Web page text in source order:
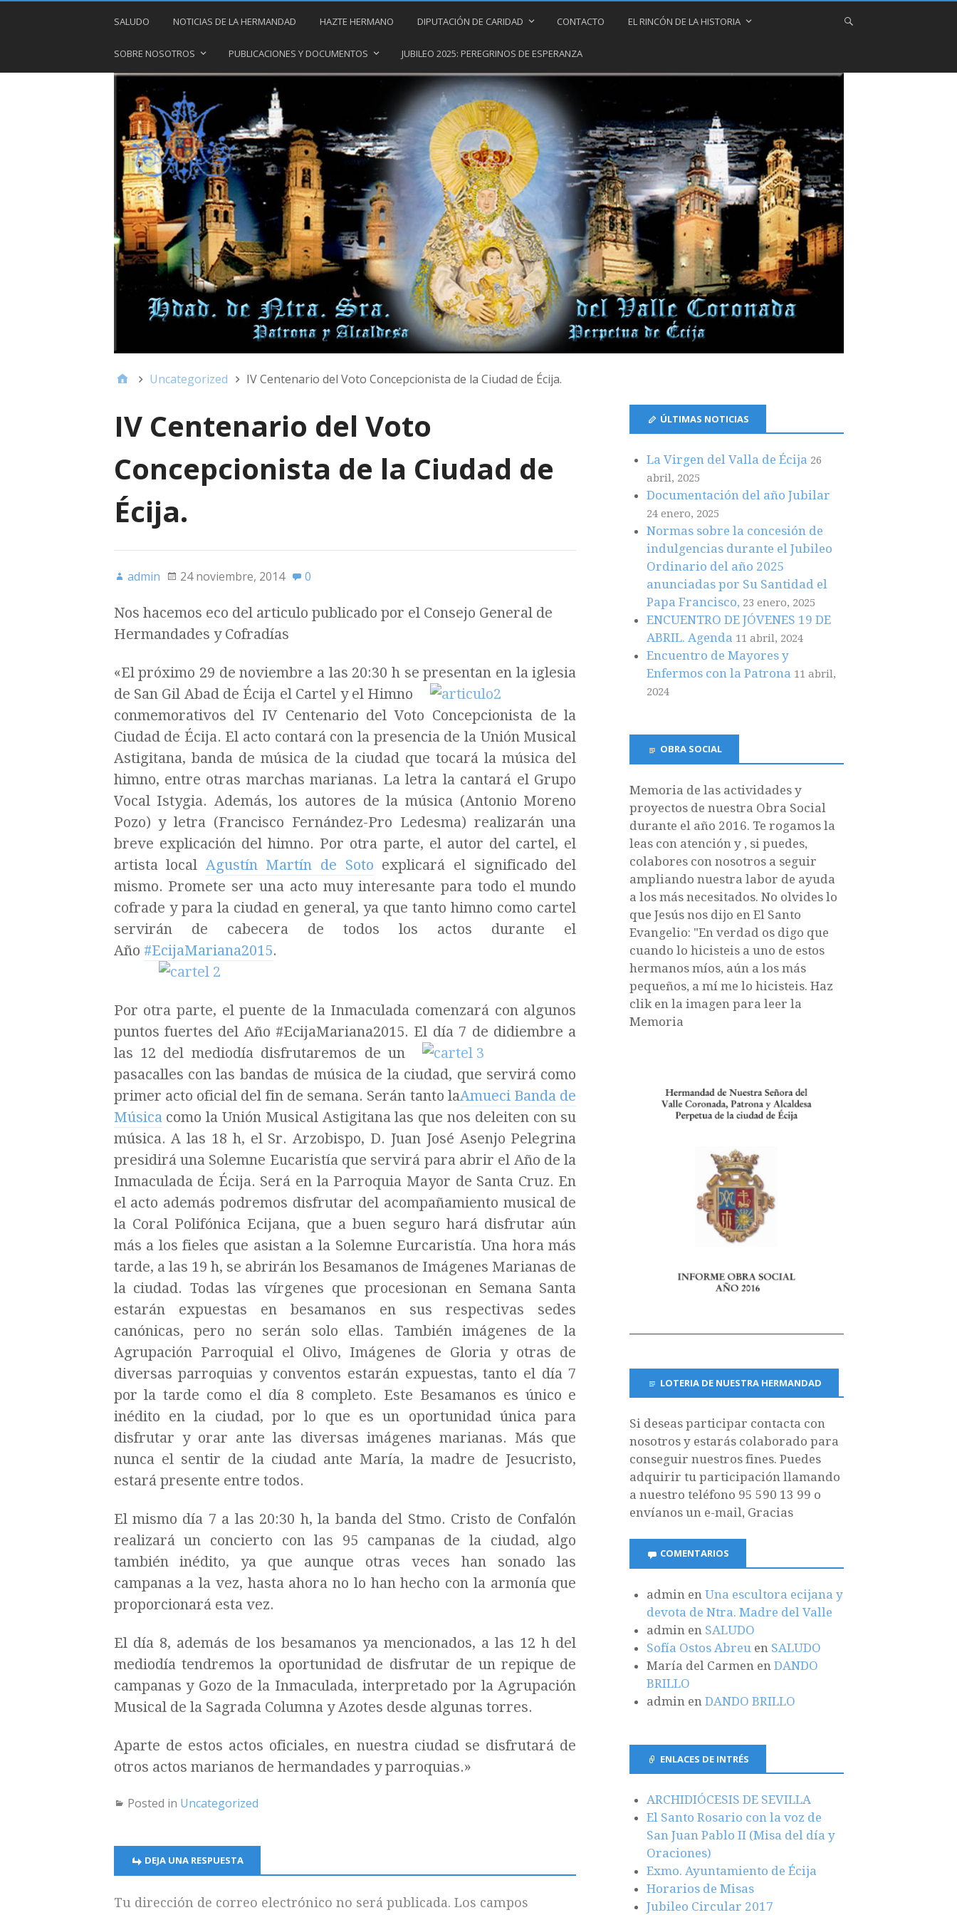
SALUDO NOTICIAS DE LA HERMANDAD HAZTE HERMANO DIPUTACIÓN DE CARIDAD CONTACTO EL RINCÓN DE LA HISTORIA
SOBRE NOSOTROS PUBLICACIONES Y DOCUMENTOS JUBILEO 2025: PEREGRINOS DE ESPERANZA
Uncategorized IV Centenario del Voto Concepcionista de la Ciudad de Écija.
IV Centenario del Voto
Concepcionista de la Ciudad de
Écija.
admin 24 noviembre, 2014 0
Nos hacemos eco del articulo publicado por el Consejo General de
Hermandades y Cofradías
«El próximo 29 de noviembre a las 20:30 h se presentan en la iglesia
de San Gil Abad de Écija el Cartel y el Himno
conmemorativos del IV Centenario del Voto Concepcionista de la
Ciudad de Écija. El acto contará con la presencia de la Unión Musical
Astigitana, banda de música de la ciudad que tocará la música del
himno, entre otras marchas marianas. La letra la cantará el Grupo
Vocal Istygia. Además, los autores de la música (Antonio Moreno
Pozo) y letra (Francisco Fernández-Pro Ledesma) realizarán una
breve explicación del himno. Por otra parte, el autor del cartel, el
artista local Agustín Martín de Soto explicará el significado del
mismo. Promete ser una acto muy interesante para todo el mundo
cofrade y para la ciudad en general, ya que tanto himno como cartel
servirán de cabecera de todos los actos durante el
Año ‪#‎EcijaMariana2015.
Por otra parte, el puente de la Inmaculada comenzará con algunos
puntos fuertes del Año #EcijaMariana2015. El día 7 de didiembre a
las 12 del mediodía disfrutaremos de un
pasacalles con las bandas de música de la ciudad, que servirá como
primer acto oficial del fin de semana. Serán tanto laAmueci Banda de
Música como la Unión Musical Astigitana las que nos deleiten con su
música. A las 18 h, el Sr. Arzobispo, D. Juan José Asenjo Pelegrina
presidirá una Solemne Eucaristía que servirá para abrir el Año de la
Inmaculada de Écija. Será en la Parroquia Mayor de Santa Cruz. En
el acto además podremos disfrutar del acompañamiento musical de
la Coral Polifónica Ecijana, que a buen seguro hará disfrutar aún
más a los fieles que asistan a la Solemne Eurcaristía. Una hora más
tarde, a las 19 h, se abrirán los Besamanos de Imágenes Marianas de
la ciudad. Todas las vírgenes que procesionan en Semana Santa
estarán expuestas en besamanos en sus respectivas sedes
canónicas, pero no serán solo ellas. También imágenes de la
Agrupación Parroquial el Olivo, Imágenes de Gloria y otras de
diversas parroquias y conventos estarán expuestas, tanto el día 7
por la tarde como el día 8 completo. Este Besamanos es único e
inédito en la ciudad, por lo que es un oportunidad única para
disfrutar y orar ante las diversas imágenes marianas. Más que
nunca el sentir de la ciudad ante María, la madre de Jesucristo,
estará presente entre todos.
El mismo día 7 a las 20:30 h, la banda del Stmo. Cristo de Confalón
realizará un concierto con las 95 campanas de la ciudad, algo
también inédito, ya que aunque otras veces han sonado las
campanas a la vez, hasta ahora no lo han hecho con la armonía que
proporcionará esta vez.
El día 8, además de los besamanos ya mencionados, a las 12 h del
mediodía tendremos la oportunidad de disfrutar de un repique de
campanas y Gozo de la Inmaculada, interpretado por la Agrupación
Musical de la Sagrada Columna y Azotes desde algunas torres.
Aparte de estos actos oficiales, en nuestra ciudad se disfrutará de
otros actos marianos de hermandades y parroquias.»
Posted in Uncategorized
DEJA UNA RESPUESTA
Tu dirección de correo electrónico no será publicada. Los campos
ÚLTIMAS NOTICIAS
La Virgen del Valla de Écija 26
abril, 2025
Documentación del año Jubilar
24 enero, 2025
Normas sobre la concesión de
indulgencias durante el Jubileo
Ordinario del año 2025
anunciadas por Su Santidad el
Papa Francisco, 23 enero, 2025
ENCUENTRO DE JÓVENES 19 DE
ABRIL. Agenda 11 abril, 2024
Encuentro de Mayores y
Enfermos con la Patrona 11 abril,
2024
OBRA SOCIAL
Memoria de las actividades y
proyectos de nuestra Obra Social
durante el año 2016. Te rogamos la
leas con atención y , si puedes,
colabores con nosotros a seguir
ampliando nuestra labor de ayuda
a los más necesitados. No olvides lo
que Jesús nos dijo en El Santo
Evangelio: "En verdad os digo que
cuando lo hicisteis a uno de estos
hermanos míos, aún a los más
pequeños, a mí me lo hicisteis. Haz
clik en la imagen para leer la
Memoria
LOTERIA DE NUESTRA HERMANDAD
Si deseas participar contacta con
nosotros y estarás colaborado para
conseguir nuestros fines. Puedes
adquirir tu participación llamando
a nuestro teléfono 95 590 13 99 o
envíanos un e-mail, Gracias
COMENTARIOS
admin enUna escultora ecijana y
devota de Ntra. Madre del Valle
admin en SALUDO
Sofía Ostos Abreu en SALUDO
María del Carmen enDANDO
BRILLO
admin enDANDO BRILLO
ENLACES DE INTRÉS
ARCHIDIÓCESIS DE SEVILLA
El Santo Rosario con la voz de
San Juan Pablo II (Misa del día y
Oraciones)
Exmo. Ayuntamiento de Écija
Horarios de Misas
Jubileo Circular 2017